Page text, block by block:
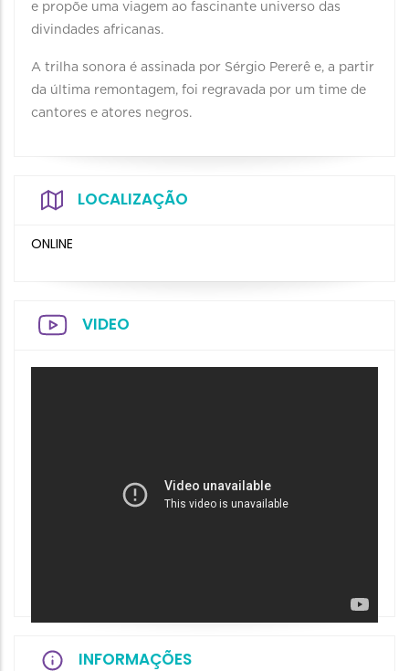
e propõe uma viagem ao fascinante universo das
divindades africanas.
A trilha sonora é assinada por Sérgio Pererê e, a partir
da última remontagem, foi regravada por um time de
cantores e atores negros.
LOCALIZAÇÃO
ONLINE
VIDEO
INFORMAÇÕES